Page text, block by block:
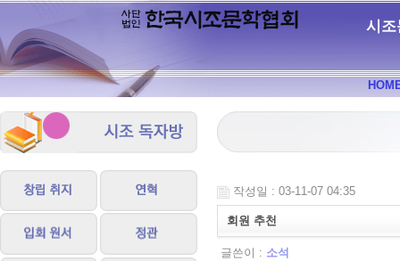
시조
작성일 : 03-11-07 04:35
회원 추천
글쓴이 : 소석